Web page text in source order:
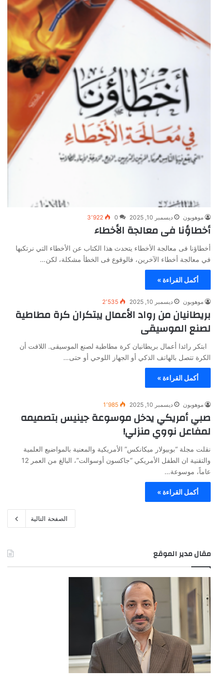
موهوبون ديسمبر 10, 2025 0 3٬922
أخطاؤنا فى معالجة الأخطاء
أخطاؤنا فى معالجة الأخطاء يتحدث هذا الكتاب عن الأخطاء التي نرتكبها
في معالجة أخطاء الآخرين، فالوقوع فى الخطأ مشكلة، لكن…
أكمل القراءة »
موهوبون ديسمبر 10, 2025 2٬535
بريطانيان من رواد الأعمال يبتكران كرة مطاطية
لصنع الموسيقى
ابتكر رائدا أعمال بريطانيان كرة مطاطية لصنع الموسيقى. اللافت أن
الكرة تتصل بالهاتف الذكي أو الجهاز اللوحي أو حتى…
أكمل القراءة »
موهوبون ديسمبر 10, 2025 1٬985
صبي أمريكي يدخل موسوعة جينيس بتصميمه
لمفاعل نووي منزلي!
نقلت مجلة “بوبيولار ميكانكس” الأمريكية والمعنية بالمواضيع العلمية
والتقنية ان الطفل الأمريكي “جاكسون أوسوالت”، البالغ من العمر 12
عاماً، موسوعة…
أكمل القراءة »
الصفحة التالية
مقال مدير الموقع